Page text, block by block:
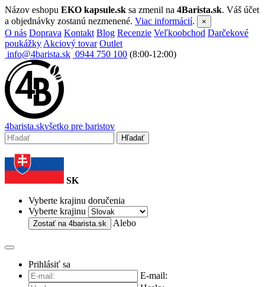
Názov eshopu EKO kapsule.sk sa zmenil na 4Barista.sk. Váš účet
a objednávky zostanú nezmenené. Viac informácií. ×
O nás Doprava Kontakt Blog Recenzie Veľkoobchod Darčekové
poukážky Akciový tovar Outlet
info@4barista.sk 0944 750 100 (8:00-12:00)
4barista.skvšetko pre baristov
Hľadať
SK
Vyberte krajinu doručenia
Vyberte krajinu
Zostať na 4barista.sk Alebo
Prihlásiť sa
E-mail: